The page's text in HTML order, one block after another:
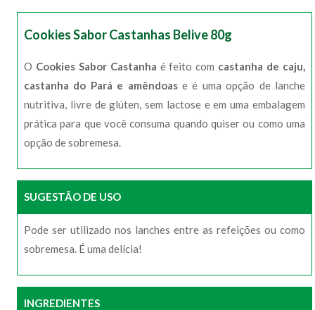
Cookies Sabor Castanhas Belive 80g
O Cookies Sabor Castanha é feito com castanha de caju,
castanha do Pará e amêndoase é uma opção de lanche
nutritiva, livre de glúten, sem lactose e em uma embalagem
prática para que você consuma quando quiser ou como uma
opção de sobremesa.
SUGESTÃO DE USO
Pode ser utilizado nos lanches entre as refeições ou como
sobremesa. É uma delícia!
INGREDIENTES